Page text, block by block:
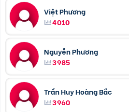
Việt Phương
4010
Nguyễn Phương
3985
Trần Huy Hoàng Bắc
3960